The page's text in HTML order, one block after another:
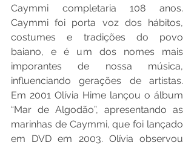
Caymmi completaria 108 anos.
Caymmi foi porta voz dos hábitos,
costumes e tradições do povo
baiano, e é um dos nomes mais
imporantes de nossa música,
influenciando gerações de artistas.
Em 2001 Olívia Hime lançou o álbum
“Mar de Algodão”, apresentando as
marinhas de Caymmi, que foi lançado
em DVD em 2003. Olívia observou